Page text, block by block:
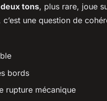
tons, plus rare, joue
une question de
bords
rupture mécanique